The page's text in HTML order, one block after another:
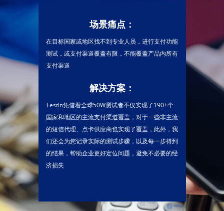
场景痛点：
在目标国家或地区找不到专业人员，进行支付功能
测试，或支付渠道覆盖有限，不能覆盖产品内所有
支付渠道
解决方案：
Testin凭借着全球50W测试者不仅实现了190+个
国家和地区的主流支付渠道覆盖，对于一些非主流
的短信代理、点卡供应商也实现了覆盖，此外，我
们还会为您记录实际的测试步骤，以及每一步得到
的结果，帮助企业更好定位问题，避免不必要的经
济损失